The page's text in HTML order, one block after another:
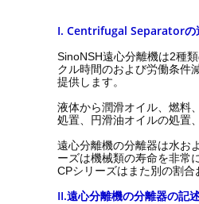
I. Centrifugal Separatorの
SinoNSH遠心分離機は2種
クル時間のおよび労働条件
提供します。
液体から潤滑オイル、燃料
処置、円滑油オイルの処置
遠心分離機の分離器は水お
ーズは機械類の寿命を非常
CPシリーズはまた別の割合
II.遠心分離機の分離器の記